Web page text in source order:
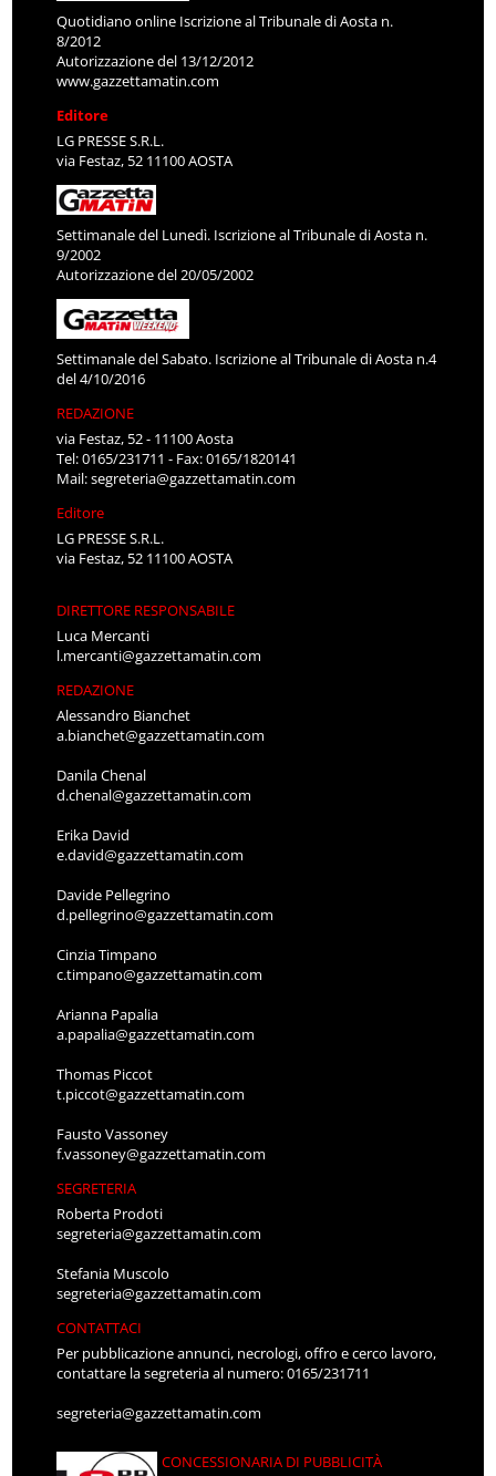
Quotidiano online Iscrizione al Tribunale di Aosta n.
8/2012
Autorizzazione del 13/12/2012
www.gazzettamatin.com
Editore
LG PRESSE S.R.L.
via Festaz, 52 11100 AOSTA
Settimanale del Lunedì. Iscrizione al Tribunale di Aosta n.
9/2002
Autorizzazione del 20/05/2002
Settimanale del Sabato. Iscrizione al Tribunale di Aosta n.4
del 4/10/2016
REDAZIONE
via Festaz, 52 - 11100 Aosta
Tel: 0165/231711 - Fax: 0165/1820141
Mail:segreteria@gazzettamatin.com
Editore
LG PRESSE S.R.L.
via Festaz, 52 11100 AOSTA
DIRETTORE RESPONSABILE
Luca Mercanti
l.mercanti@gazzettamatin.com
REDAZIONE
Alessandro Bianchet
a.bianchet@gazzettamatin.com
Danila Chenal
d.chenal@gazzettamatin.com
Erika David
e.david@gazzettamatin.com
Davide Pellegrino
d.pellegrino@gazzettamatin.com
Cinzia Timpano
c.timpano@gazzettamatin.com
Arianna Papalia
a.papalia@gazzettamatin.com
Thomas Piccot
t.piccot@gazzettamatin.com
Fausto Vassoney
f.vassoney@gazzettamatin.com
SEGRETERIA
Roberta Prodoti
segreteria@gazzettamatin.com
Stefania Muscolo
segreteria@gazzettamatin.com
CONTATTACI
Per pubblicazione annunci, necrologi, offro e cerco lavoro,
contattare la segreteria al numero: 0165/231711
segreteria@gazzettamatin.com
CONCESSIONARIA DI PUBBLICITÀ